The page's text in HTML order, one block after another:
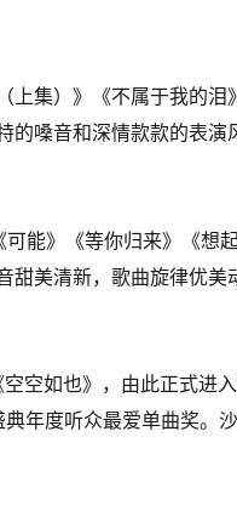
集）》《不属于我的泪
的嗓音和深情款款的表演
能》《等你归来》《想
甜美清新，歌曲旋律优美
空如也》，由此正式进
年度听众最爱单曲奖。